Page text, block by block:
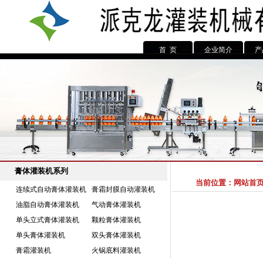
首 页 企业简介
膏体灌装机系列
连续式自动膏体灌装机
膏霜封膜自动灌装机
油脂自动膏体灌装机
气动膏体灌装机
单头立式膏体灌装机
颗粒膏体灌装机
单头膏体灌装机
双头膏体灌装机
膏霜灌装机
火锅底料灌装机
当前位置： 网站首